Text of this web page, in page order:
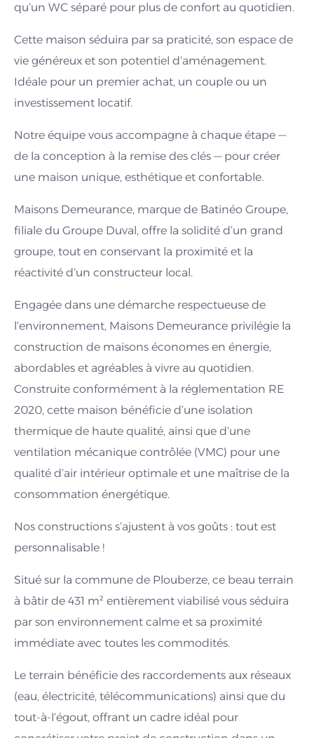
qu’un WC séparé pour plus de confort au quotidien.
Cette maison séduira par sa praticité, son espace de
vie généreux et son potentiel d’aménagement.
Idéale pour un premier achat, un couple ou un
investissement locatif.
Notre équipe vous accompagne à chaque étape —
de la conception à la remise des clés — pour créer
une maison unique, esthétique et confortable.
Maisons Demeurance, marque de Batinéo Groupe,
filiale du Groupe Duval, offre la solidité d’un grand
groupe, tout en conservant la proximité et la
réactivité d’un constructeur local.
Engagée dans une démarche respectueuse de
l’environnement, Maisons Demeurance privilégie la
construction de maisons économes en énergie,
abordables et agréables à vivre au quotidien.
Construite conformément à la réglementation RE
2020, cette maison bénéficie d’une isolation
thermique de haute qualité, ainsi que d’une
ventilation mécanique contrôlée (VMC) pour une
qualité d’air intérieur optimale et une maîtrise de la
consommation énergétique.
Nos constructions s’ajustent à vos goûts : tout est
personnalisable !
Situé sur la commune de Plouberze, ce beau terrain
à bâtir de 431 m² entièrement viabilisé vous séduira
par son environnement calme et sa proximité
immédiate avec toutes les commodités.
Le terrain bénéficie des raccordements aux réseaux
(eau, électricité, télécommunications) ainsi que du
tout-à-l’égout, offrant un cadre idéal pour